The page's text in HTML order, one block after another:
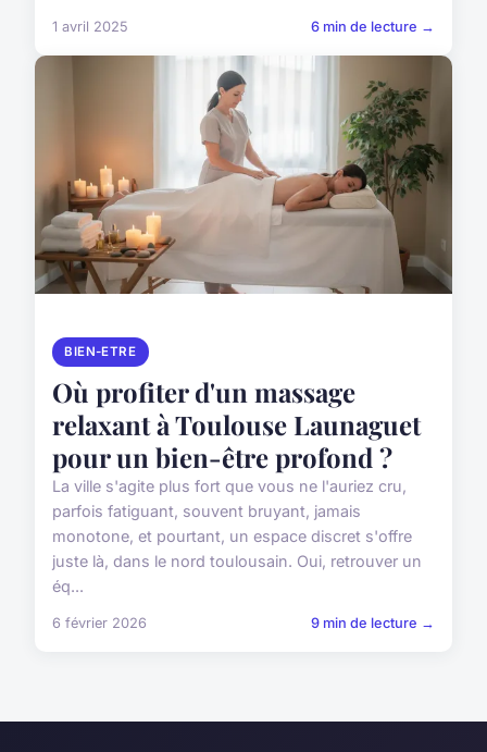
1 avril 2025 6 min de lecture →
BIEN-ETRE
Où profiter d'un massage
relaxant à Toulouse Launaguet
pour un bien-être profond ?
La ville s'agite plus fort que vous ne l'auriez cru,
parfois fatiguant, souvent bruyant, jamais
monotone, et pourtant, un espace discret s'offre
juste là, dans le nord toulousain. Oui, retrouver un
éq...
6 février 2026 9 min de lecture →